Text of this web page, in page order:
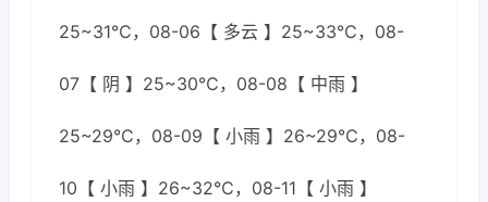
25~31℃，08-06【 多云 】25~33℃，08-
07【 阴 】25~30℃，08-08【 中雨 】
25~29℃，08-09【 小雨 】26~29℃，08-
10【 小雨 】26~32℃，08-11【 小雨 】